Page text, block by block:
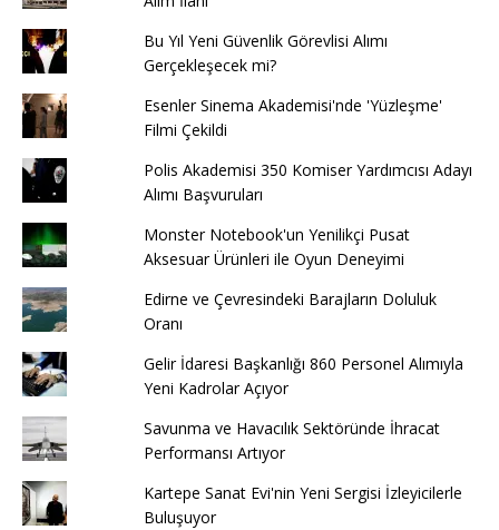
Bu Yıl Yeni Güvenlik Görevlisi Alımı
Gerçekleşecek mi?
Esenler Sinema Akademisi'nde 'Yüzleşme'
Filmi Çekildi
Polis Akademisi 350 Komiser Yardımcısı Adayı
Alımı Başvuruları
Monster Notebook'un Yenilikçi Pusat
Aksesuar Ürünleri ile Oyun Deneyimi
Edirne ve Çevresindeki Barajların Doluluk
Oranı
Gelir İdaresi Başkanlığı 860 Personel Alımıyla
Yeni Kadrolar Açıyor
Savunma ve Havacılık Sektöründe İhracat
Performansı Artıyor
Kartepe Sanat Evi'nin Yeni Sergisi İzleyicilerle
Buluşuyor